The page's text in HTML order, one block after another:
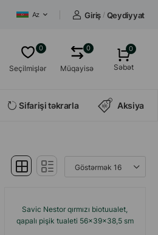
Az Giriş / Qeydiyyat
Seçilmişlər
0
Müqayisə
0 0
Səbət
Sifarişi təkrarla Aksiya
Savic Nestor qırmızı biotuualet,
qapalı pişik tualeti 56x39x38,5 sm